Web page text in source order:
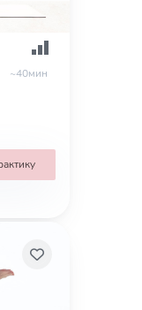
~40мин